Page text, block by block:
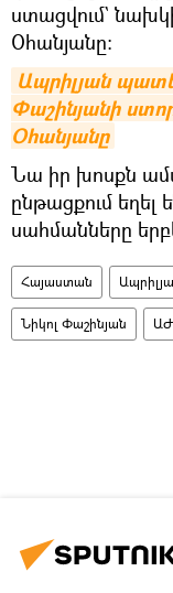
ստացվում`
Օհանյանը։
Ապրիլյան
Փաշինյանի
Օհանյանը
Նա իր խոսքն
ընթացքում եղել
սահմանները
Հայաստան
Նիկոլ Փաշինյան